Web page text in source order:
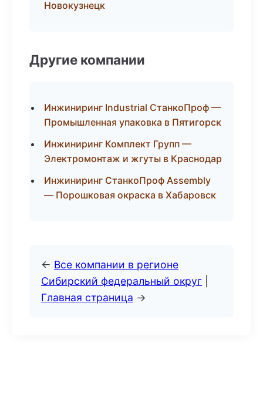
Новокузнецк
Другие компании
Инжиниринг Industrial СтанкоПроф —
Промышленная упаковка в Пятигорск
Инжиниринг Комплект Групп —
Электромонтаж и жгуты в Краснодар
Инжиниринг СтанкоПроф Assembly
— Порошковая окраска в Хабаровск
← Все компании в регионе
Сибирский федеральный округ
Главная страница →